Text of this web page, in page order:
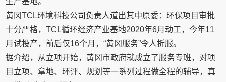
黄冈TCL环境科技公司负责人道出其中原委：环保项目审批
十分严格，TCL循环经济产业基地2020年6月动工，今年11
月试投产，前后仅16个月，“黄冈服务”令人折服。
据介绍，从立项开始，黄冈市政府就成立了服务专班，对项
目立项、拿地、环评、规划等一系列过程做全程的辅导，真